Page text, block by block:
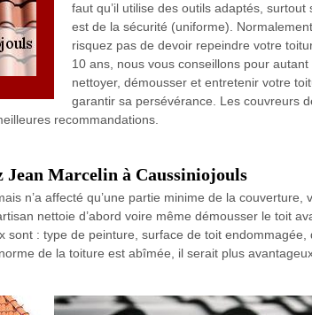
faut qu’il utilise des outils adaptés, surtout
est de la sécurité (uniforme).
risquez pas de devoir repeindre votre
10 ans, nous vous conseillons pour
nettoyer, démousser et entretenir votre
garantir sa persévérance. Les couvreurs
recommandations.
Marcelin à Caussiniojouls
n’a affecté qu’une partie minime de la couverture,
nettoie d’abord voire même démousser le toit
sont : type de peinture, surface de toit endommagée,
de la toiture est abîmée, il serait plus